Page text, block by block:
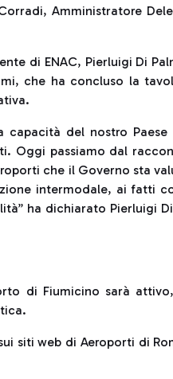
Amministratore
di ENAC, Pierluigi Di
che ha concluso la
capacità del nostro
Oggi passiamo dal
che il Governo sta
intermodale, ai fatti
ha dichiarato Pierluigi
di Fiumicino sarà
siti web di Aeroporti di